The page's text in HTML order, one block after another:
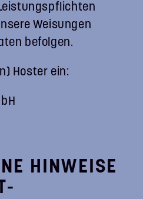
Weisungen
befolgen.
Hoster ein:
HINWEISE